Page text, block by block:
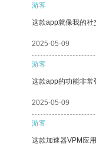
游客
这款app就像我的社
2025-05-09
游客
这款app的功能非常
2025-05-09
游客
这款加速器VPM应